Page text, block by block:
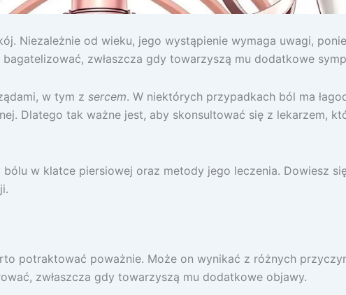
Niezależnie od wieku, jego wystąpienie wymaga uwagi,
bagatelizować, zwłaszcza gdy towarzyszą mu dodatkowe
w tym z sercem. W niektórych przypadkach ból ma
Dlatego tak ważne jest, aby skonsultować się z lekarzem,
w klatce piersiowej oraz metody jego leczenia. Dowiesz
potraktować poważnie. Może on wynikać z różnych
zwłaszcza gdy towarzyszą mu dodatkowe objawy.